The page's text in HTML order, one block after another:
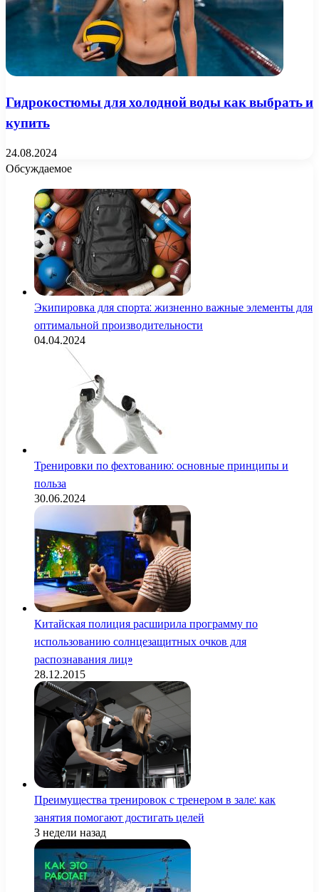
Гидрокостюмы для холодной воды как выбрать и
купить
24.08.2024
Обсуждаемое
Экипировка для спорта: жизненно важные элементы для
оптимальной производительности
04.04.2024
Тренировки по фехтованию: основные принципы и
польза
30.06.2024
Китайская полиция расширила программу по
использованию солнцезащитных очков для
распознавания лиц»
28.12.2015
Преимущества тренировок с тренером в зале: как
занятия помогают достигать целей
3 недели назад